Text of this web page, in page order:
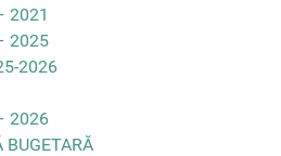
2021
2025
2026
2026
BUGETARĂ